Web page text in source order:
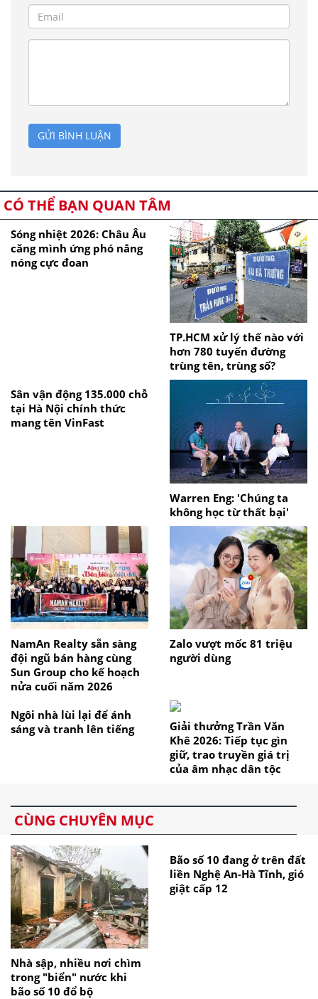
GỬI BÌNH LUẬN
CÓ THỂ BẠN QUAN TÂM
Sóng nhiệt 2026: Châu Âu
căng mình ứng phó nắng
nóng cực đoan
TP.HCM xử lý thế nào với
hơn 780 tuyến đường
trùng tên, trùng số?
Sân vận động 135.000 chỗ
tại Hà Nội chính thức
mang tên VinFast
Warren Eng: 'Chúng ta
không học từ thất bại'
NamAn Realty sẵn sàng
đội ngũ bán hàng cùng
Sun Group cho kế hoạch
nửa cuối năm 2026
Zalo vượt mốc 81 triệu
người dùng
Ngôi nhà lùi lại để ánh
sáng và tranh lên tiếng
Giải thưởng Trần Văn
Khê 2026: Tiếp tục gìn
giữ, trao truyền giá trị
của âm nhạc dân tộc
CÙNG CHUYÊN MỤC
Nhà sập, nhiều nơi chìm
trong "biển" nước khi
bão số 10 đổ bộ
Bão số 10 đang ở trên đất
liền Nghệ An-Hà Tĩnh, gió
giật cấp 12